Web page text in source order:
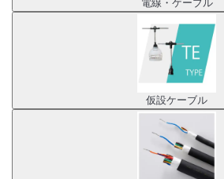
仮設ケーブル